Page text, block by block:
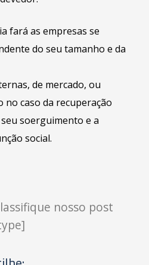
fará as empresas se
do seu tamanho e da
de mercado, ou
no caso da recuperação
soerguimento e a
social.
nosso post